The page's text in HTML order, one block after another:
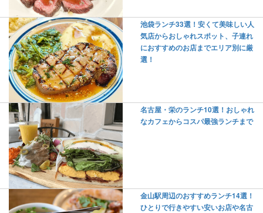
池袋ランチ33選！安くて美味しい人
気店からおしゃれスポット、子連れ
におすすめのお店までエリア別に厳
選！
名古屋・栄のランチ10選！おしゃれ
なカフェからコスパ最強ランチまで
金山駅周辺のおすすめランチ14選！
ひとりで行きやすい安いお店や名古